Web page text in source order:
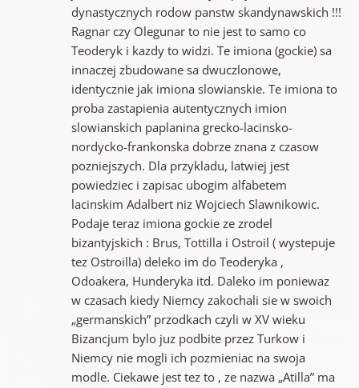
dynastycznych rodow panstw skandynawskich !!!
Ragnar czy Olegunar to nie jest to samo co
Teoderyk i kazdy to widzi. Te imiona (gockie) sa
innaczej zbudowane sa dwuczlonowe,
identycznie jak imiona slowianskie. Te imiona to
proba zastapienia autentycznych imion
slowianskich paplanina grecko-lacinsko-
nordycko-frankonska dobrze znana z czasow
pozniejszych. Dla przykladu, latwiej jest
powiedziec i zapisac ubogim alfabetem
lacinskim Adalbert niz Wojciech Slawnikowic.
Podaje teraz imiona gockie ze zrodel
bizantyjskich : Brus, Tottilla i Ostroil ( wystepuje
tez Ostroilla) deleko im do Teoderyka ,
Odoakera, Hunderyka itd. Daleko im poniewaz
w czasach kiedy Niemcy zakochali sie w swoich
„germanskich” przodkach czyli w XV wieku
Bizancjum bylo juz podbite przez Turkow i
Niemcy nie mogli ich pozmieniac na swoja
modle. Ciekawe jest tez to , ze nazwa „Atilla” ma